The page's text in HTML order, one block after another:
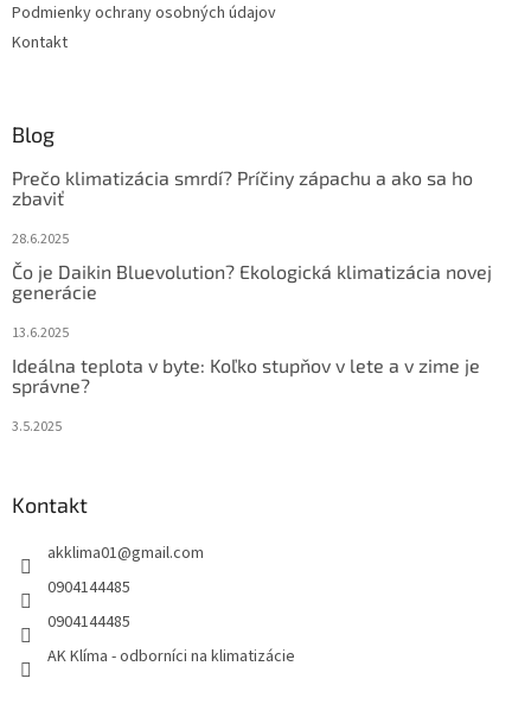
Podmienky ochrany osobných údajov
Kontakt
Blog
Prečo klimatizácia smrdí? Príčiny zápachu a ako sa ho
zbaviť
28.6.2025
Čo je Daikin Bluevolution? Ekologická klimatizácia novej
generácie
13.6.2025
Ideálna teplota v byte: Koľko stupňov v lete a v zime je
správne?
3.5.2025
Kontakt
akklima01@gmail.com
0904144485
0904144485
AK Klíma - odborníci na klimatizácie